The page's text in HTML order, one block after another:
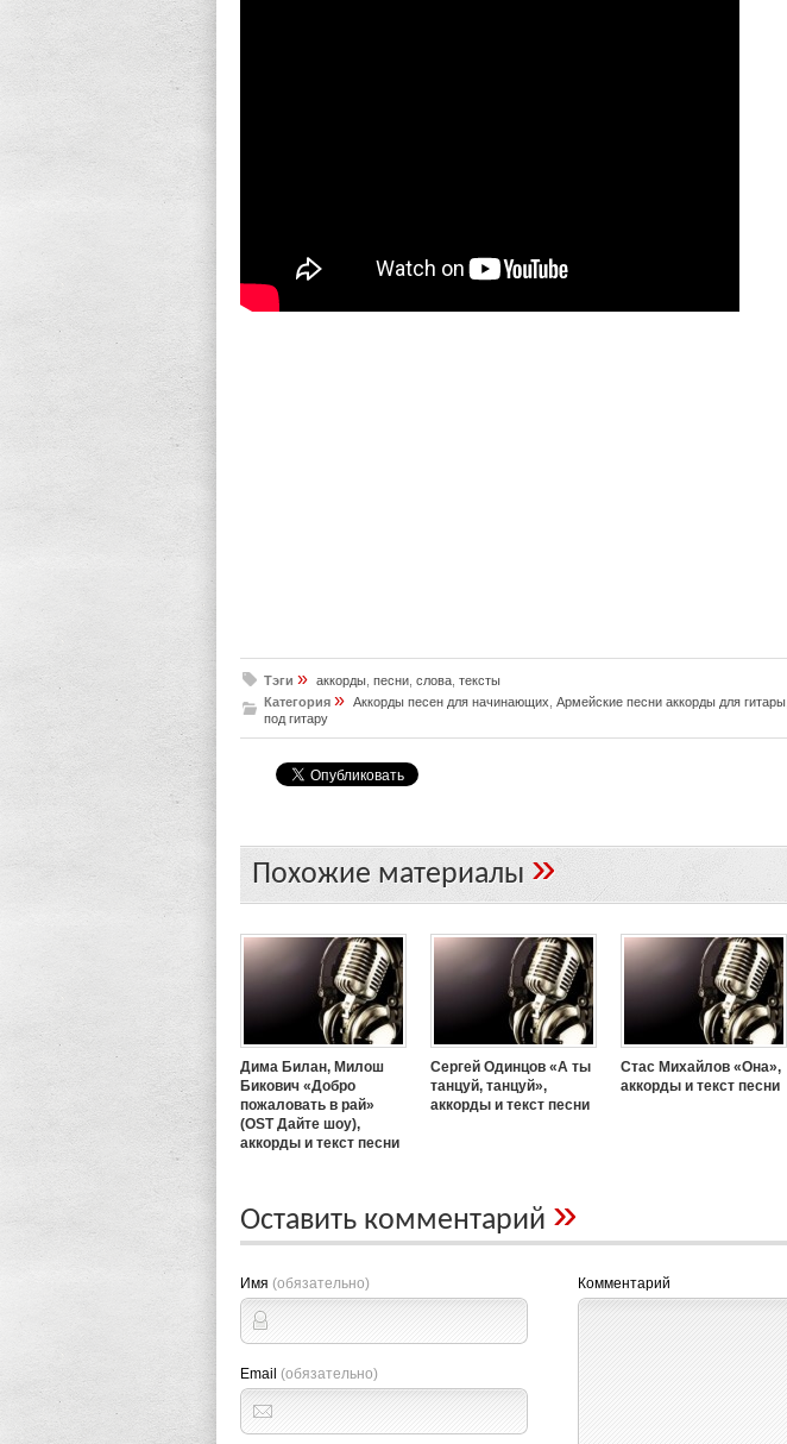
Тэги » аккорды песни слова тексты
Категория » Аккорды песен для начинающих Армейские песни аккорды для гитары
под гитару
Похожие материалы»
Дима Билан, Милош
Бикович «Добро
пожаловать в рай»
(OST Дайте шоу),
аккорды и текст песни
Сергей Одинцов «А ты
танцуй, танцуй»,
аккорды и текст песни
Стас Михайлов «Она»,
аккорды и текст песни
Оставить комментарий »
Имя (обязательно)
Email (обязательно)
Комментарий